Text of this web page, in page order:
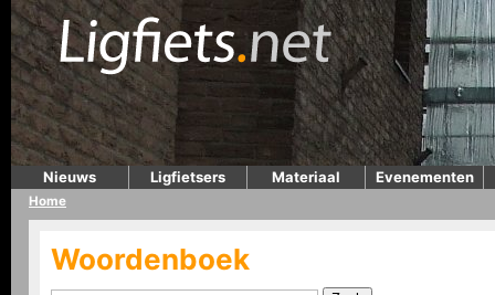
Nieuws Ligfietsers Materiaal Evenementen
Home
Woordenboek